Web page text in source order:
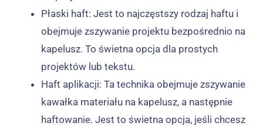
Płaski haft: Jest to najczęstszy rodzaj haftu i
obejmuje zszywanie projektu bezpośrednio na
kapelusz. To świetna opcja dla prostych
projektów lub tekstu.
Haft aplikacji: Ta technika obejmuje zszywanie
kawałka materiału na kapelusz, a następnie
haftowanie. Jest to świetna opcja, jeśli chcesz